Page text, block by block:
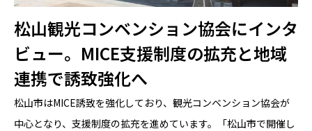
松山観光コンベンション協会にインタ
ビュー。MICE支援制度の拡充と地域
連携で誘致強化へ
松山市はMICE誘致を強化しており、観光コンベンション協会が
中心となり、支援制度の拡充を進めています。「松山市で開催し